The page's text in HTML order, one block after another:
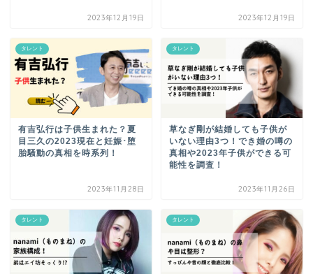
2023年12月19日 2023年12月19日
タレント
有吉弘行は子供生まれた？夏
目三久の2023現在と妊娠･堕
胎騒動の真相を時系列！
2023年11月28日
タレント
草なぎ剛が結婚しても子供が
いない理由3つ！でき婚の噂の
真相や2023年子供ができる可
能性を調査！
2023年11月26日
タレント タレント